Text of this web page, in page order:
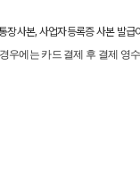
장사본, 사업자등록증 사본 발급
우에는 카드 결제 후 결제 영